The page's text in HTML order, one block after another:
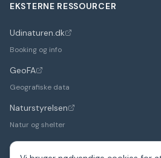
EKSTERNE RESSOURCER
Udinaturen.dk
(åbner i nyt faneblad)
Booking og info
GeoFA
(åbner i nyt faneblad)
Geografiske data
Naturstyrelsen
(åbner i nyt faneblad)
Natur og shelter